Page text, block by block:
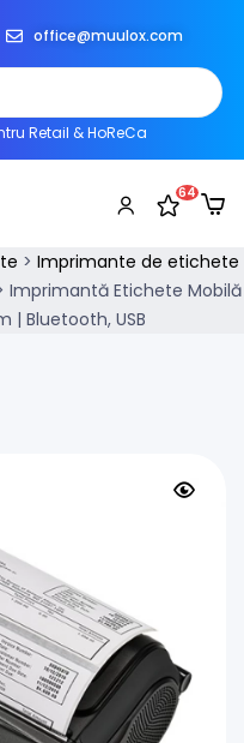
office@muulox.com
Retail & HoReCa
64
> Imprimante de etichete
Imprimantă Etichete Mobilă
| Bluetooth, USB